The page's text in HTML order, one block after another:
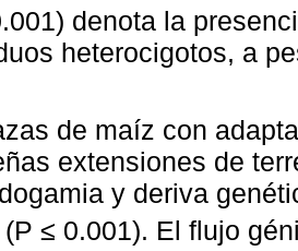
denota la
heterocigotos, a
de maíz con
extensiones de
y deriva
≤ 0.001). El flujo